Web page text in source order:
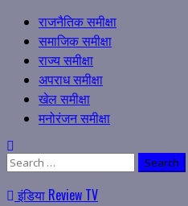
Primary
Menu
राजनैतिक समीक्षा
समाजिक समीक्षा
राज्य समीक्षा
अपराध समीक्षा
खेल समीक्षा
मनोरंजन समीक्षा
Search
इंडिया Review TV